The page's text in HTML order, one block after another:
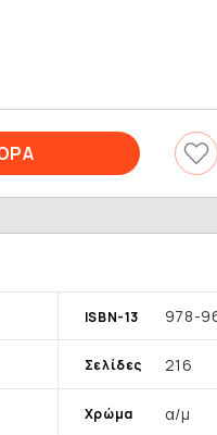
ISBN-13 978-
Σελίδες 216
Χρώμα α/μ